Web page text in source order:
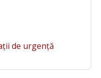
de urgență